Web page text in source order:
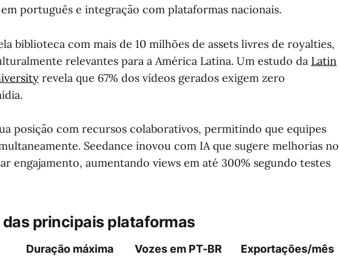
português e integração com plataformas nacionais.
biblioteca com mais de 10 milhões de assets livres de royalties,
relevantes para a América Latina. Um estudo da Latin
revela que 67% dos vídeos gerados exigem zero
posição com recursos colaborativos, permitindo que equipes
Seedance inovou com IA que sugere melhorias no
engajamento, aumentando views em até 300% segundo testes
principais plataformas
Duração máxima Vozes em PT-BR
Exportações/mês